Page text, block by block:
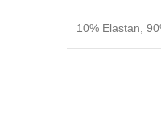
10% Elastan